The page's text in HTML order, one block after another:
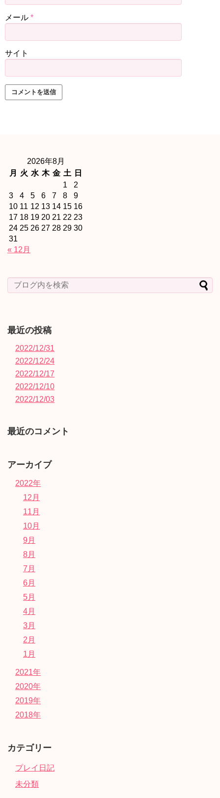
メール *
サイト
2026年8月
月
火 水 木 金 土
日
1
2
3
4 5 6 7 8
9
10 11 12 13 14 15 16
17 18 19 20 21 22 23
24 25 26 27 28 29 30
31
« 12月
最近の投稿
2022/12/31
2022/12/24
2022/12/17
2022/12/10
2022/12/03
最近のコメント
アーカイブ
2022年
12月
11月
10月
9月
8月
7月
6月
5月
4月
3月
2月
1月
2021年
2020年
2019年
2018年
カテゴリー
プレイ日記
未分類